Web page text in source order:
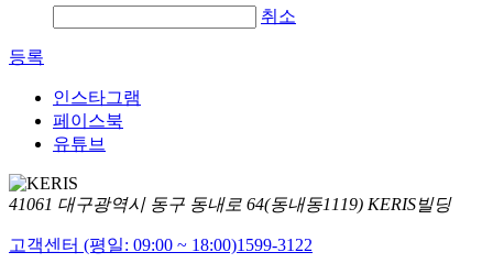
취소
등록
인스타그램
페이스북
유튜브
41061 대구광역시 동구 동내로 64(동내동1119) KERIS빌딩
고객센터 (평일: 09:00 ~ 18:00)1599-3122